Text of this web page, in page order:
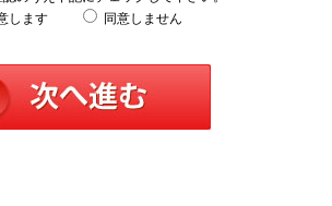
します
同意しません